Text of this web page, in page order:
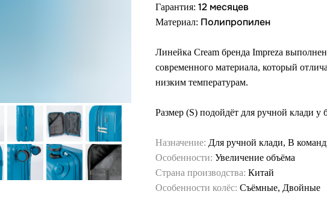
Гарантия: 12 месяцев
Материал: Полипропилен
Линейка Cream бренда Impreza
современного материала, который
низким температурам.
Размер (S) подойдёт для ручной клади у
Назначение: Для ручной клади, В
Особенности: Увеличение объёма
Страна производства: Китай
Особенности колёс: Съёмные, Двойные